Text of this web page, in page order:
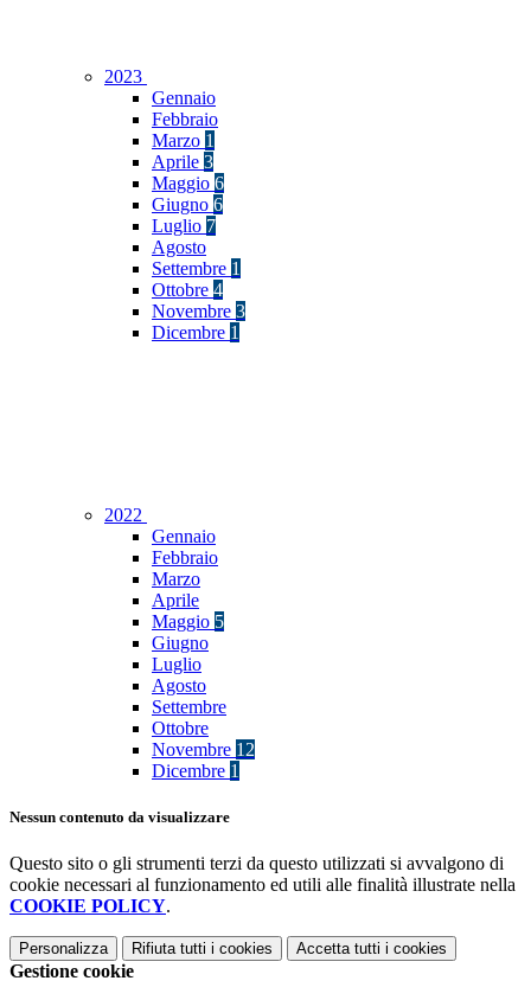
2023
Gennaio
Febbraio
Marzo 1
Aprile 3
Maggio 6
Giugno 6
Luglio 7
Agosto
Settembre 1
Ottobre 4
Novembre 3
Dicembre 1
2022
Gennaio
Febbraio
Marzo
Aprile
Maggio 5
Giugno
Luglio
Agosto
Settembre
Ottobre
Novembre 12
Dicembre 1
Nessun contenuto da visualizzare
Questo sito o gli strumenti terzi da questo utilizzati si avvalgono di
cookie necessari al funzionamento ed utili alle finalità illustrate nella
COOKIE POLICY.
Personalizza Rifiuta tutti i cookies Accetta tutti i cookies
Gestione cookie